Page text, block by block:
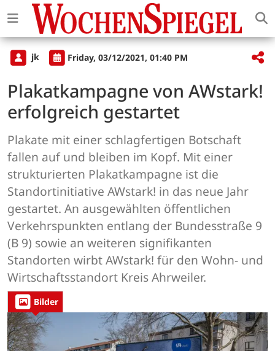
jk Friday, 03/12/2021, 01:40 PM
Plakatkampagne von AWstark!
erfolgreich gestartet
Plakate mit einer schlagfertigen Botschaft
fallen auf und bleiben im Kopf. Mit einer
strukturierten Plakatkampagne ist die
Standortinitiative AWstark! in das neue Jahr
gestartet. An ausgewählten öffentlichen
Verkehrspunkten entlang der Bundesstraße 9
(B 9) sowie an weiteren signifikanten
Standorten wirbt AWstark! für den Wohn- und
Wirtschaftsstandort Kreis Ahrweiler.
Bilder